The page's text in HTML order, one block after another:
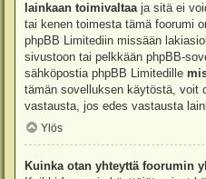
lainkaan toimivaltaaja sitä ei
tai kenen toimesta tämä foorumi
phpBB Limitediin missään
sivustoon tai pelkkään phpBB-
sähköpostia phpBB Limitedille
tämän sovelluksen käytöstä, voit
vastausta, jos edes vastausta
Ylös
Kuinka otan yhteyttä foorumin